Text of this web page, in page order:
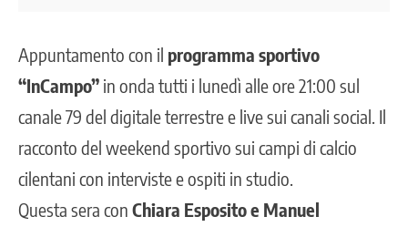
Appuntamento con il programma sportivo
“InCampo” in onda tutti i lunedì alle ore 21:00 sul
canale 79 del digitale terrestre e live sui canali social. Il
racconto del weekend sportivo sui campi di calcio
cilentani con interviste e ospiti in studio.
Questa sera con Chiara Esposito e Manuel